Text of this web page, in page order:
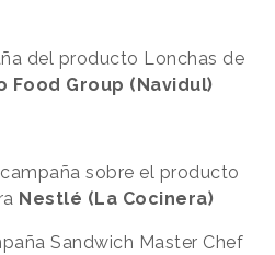
del producto Lonchas de
Food Group (Navidul)
sobre el producto
Nestlé (La Cocinera)
Sandwich Master Chef